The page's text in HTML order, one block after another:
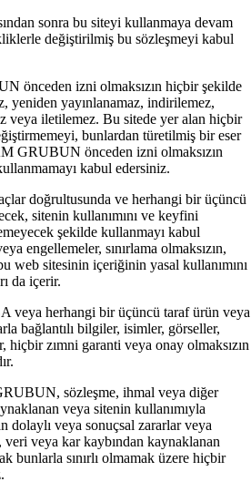
sonra bu siteyi kullanmaya devam
değiştirilmiş bu sözleşmeyi kabul
önceden izni olmaksızın hiçbir şekilde
yeniden yayınlanamaz, indirilemez,
veya iletilemez. Bu sitede yer alan hiçbir
bunlardan türetilmiş bir eser
GRUBUN önceden izni olmaksızın
kabul edersiniz.
doğrultusunda ve herhangi bir üçüncü
sitenin kullanımını ve keyfini
şekilde kullanmayı kabul
engellemeler, sınırlama olmaksızın,
web sitesinin içeriğinin yasal kullanımını
da içerir.
veya herhangi bir üçüncü taraf ürün veya
bağlantılı bilgiler, isimler, görseller,
hiçbir zımni garanti veya onay olmaksızın
sözleşme, ihmal veya diğer
veya sitenin kullanımıyla
dolaylı veya sonuçsal zararlar veya
veri veya kar kaybından kaynaklanan
bunlarla sınırlı olmamak üzere hiçbir